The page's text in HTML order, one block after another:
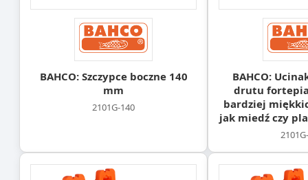
BAHCO: Szczypce boczne 140
mm
2101G-140
BAHCO:
drutu
bardziej
jak miedź czy